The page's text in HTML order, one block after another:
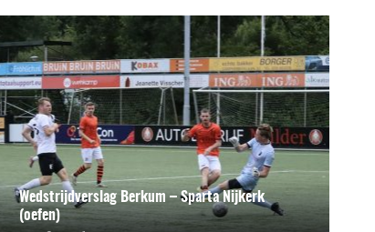
Wedstrijdverslag Berkum – Sparta Nijkerk
(oefen)